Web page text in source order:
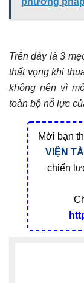
Trên đây là 3
thất vọng khi
không nên vì
toàn bộ nỗ lực
Mời bạn
VIỆN
chiến